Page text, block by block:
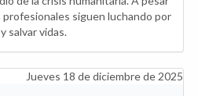
siguen luchando por
salvar vidas.
Jueves 18 de diciembre de 2025